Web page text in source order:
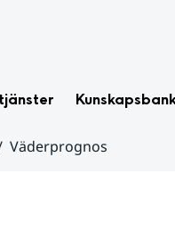
Väderprognos